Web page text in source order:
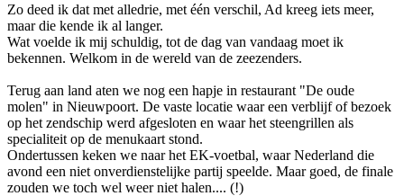
Zo deed ik dat met alledrie, met één verschil, Ad kreeg iets meer,
maar die kende ik al langer.
Wat voelde ik mij schuldig, tot de dag van vandaag moet ik
bekennen. Welkom in de wereld van de zeezenders.
Terug aan land aten we nog een hapje in restaurant "De oude
molen" in Nieuwpoort. De vaste locatie waar een verblijf of bezoek
op het zendschip werd afgesloten en waar het steengrillen als
specialiteit op de menukaart stond.
Ondertussen keken we naar het EK-voetbal, waar Nederland die
avond een niet o­nverdienstelijke partij speelde. Maar goed, de finale
zouden we toch wel weer niet halen.... (!)